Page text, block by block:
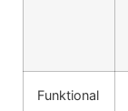
Funktional